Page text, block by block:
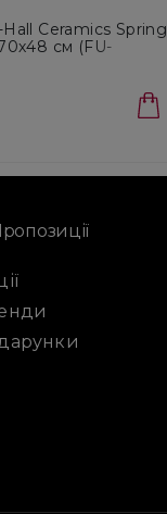
Ceramics Spring
см (FU-